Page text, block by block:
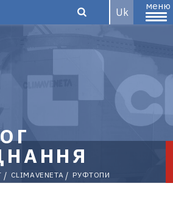
Uk
меню
CLIMAVENETA РУФТОПИ